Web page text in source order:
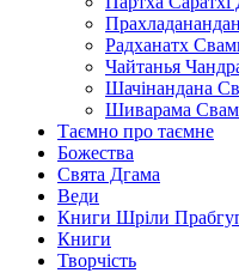
Радханатх
Чайтанья
Шачінандана
Шиварама
Таємно про таємне
Божества
Свята Дгама
Веди
Книги Шріли
Книги
Творчість